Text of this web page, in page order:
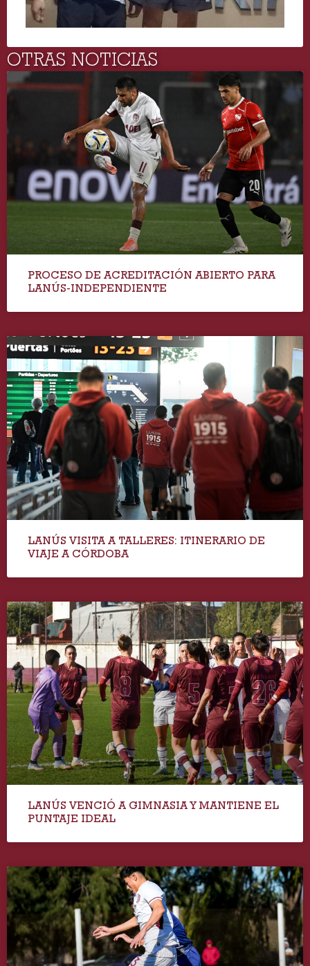
OTRAS NOTICIAS
PROCESO DE ACREDITACIÓN ABIERTO PARA
LANÚS-INDEPENDIENTE
LANÚS VISITA A TALLERES: ITINERARIO DE
VIAJE A CÓRDOBA
LANÚS VENCIÓ A GIMNASIA Y MANTIENE EL
PUNTAJE IDEAL